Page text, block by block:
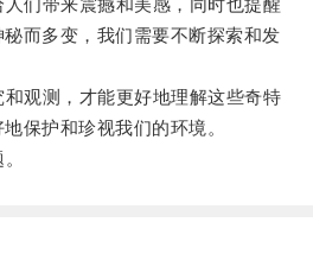
带来震撼和美感，同时也提醒
而多变，我们需要不断探索和发
观测，才能更好地理解这些奇特
保护和珍视我们的环境。